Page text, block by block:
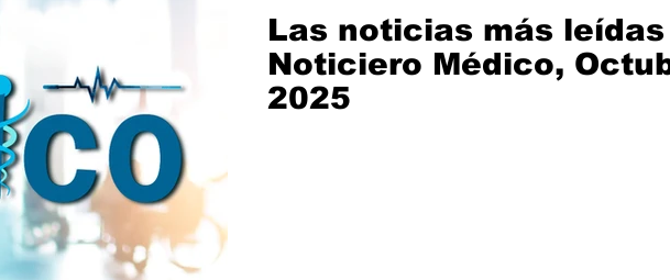
Actualidad especial
especial
Salud Mental especial
Las noticias más leídas
Noticiero Médico,
2025